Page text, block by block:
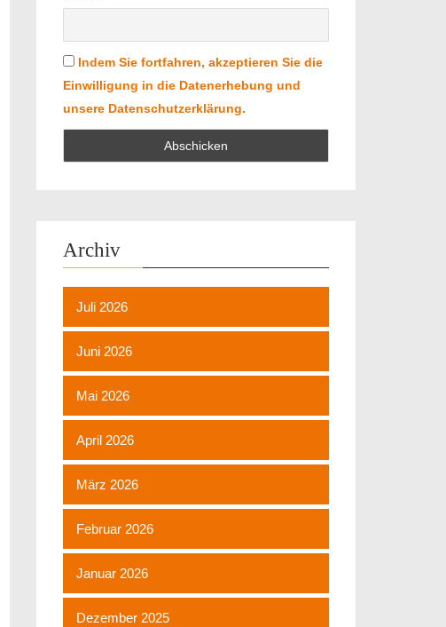
Indem Sie fortfahren, akzeptieren Sie die
Einwilligung in die Datenerhebung und
unsere Datenschutzerklärung.
Archiv
Juli 2026
Juni 2026
Mai 2026
April 2026
März 2026
Februar 2026
Januar 2026
Dezember 2025